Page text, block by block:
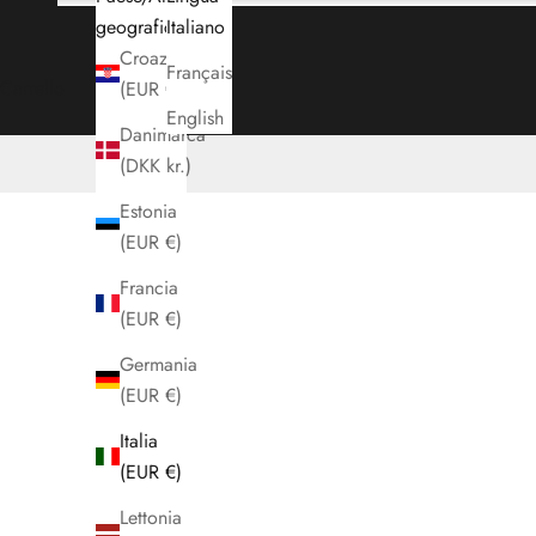
geografica
Croazia
(EUR €)
Danimarca
(DKK kr.)
Estonia
(EUR €)
Francia
(EUR €)
Germania
(EUR €)
Italia
(EUR €)
Lettonia
Italiano
Français
English